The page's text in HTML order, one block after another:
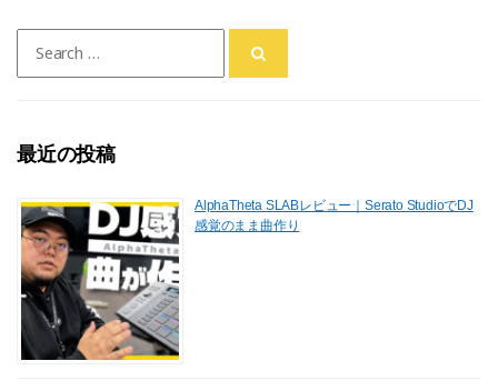
for:
最近の投稿
AlphaTheta SLABレビュー｜Serato StudioでDJ
感覚のまま曲作り